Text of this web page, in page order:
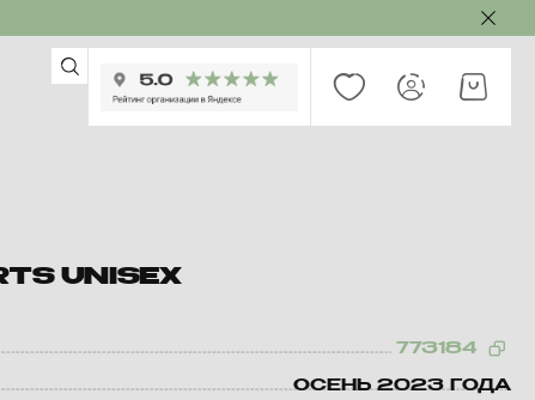
UNISEX
773184
ОСЕНЬ 2023 ГОДА